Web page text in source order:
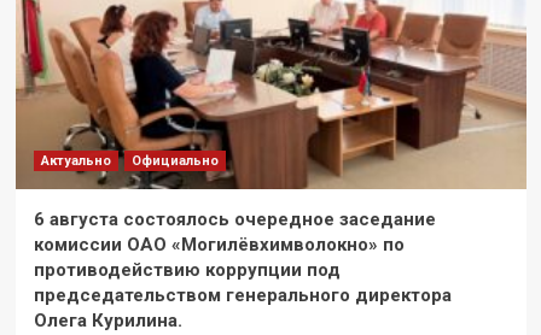
Актуально Официально
6 августа состоялось очередное заседание
комиссии ОАО «Могилёвхимволокно» по
противодействию коррупции под
председательством генерального директора
Олега Курилина.